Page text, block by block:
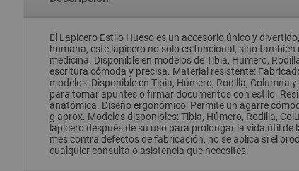
El Lapicero Estilo Hueso es un accesorio único y
humana, este lapicero no solo es funcional, sino
medicina. Disponible en modelos de Tibia, Húmero,
escritura cómoda y precisa. Material resistente:
modelos: Disponible en Tibia, Húmero, Rodilla,
para tomar apuntes o firmar documentos con estilo.
anatómica. Diseño ergonómico: Permite un agarre
g aprox. Modelos disponibles: Tibia, Húmero, Rodilla,
lapicero después de su uso para prolongar la vida útil de
mes contra defectos de fabricación, no se aplica si el
cualquier consulta o asistencia que necesites.